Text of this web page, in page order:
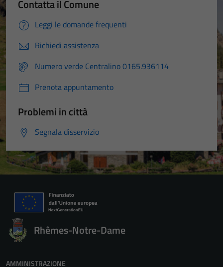
Contatta il Comune
Leggi le domande frequenti
Richiedi assistenza
Numero verde Centralino 0165.936114
Prenota appuntamento
Problemi in città
Segnala disservizio
Rhêmes-Notre-Dame
AMMINISTRAZIONE